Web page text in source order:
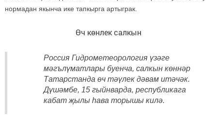
нормадан якынча ике тапкырга артыграк.
Өч көнлек салкын
Россия Гидрометеорология үзәге
мәгълүматлары буенча, салкын көннәр
Татарстанда өч тәүлек дәвам итәчәк.
Дүшәмбе, 15 гыйнварда, республикага
кабат җылы һава торышы килә.